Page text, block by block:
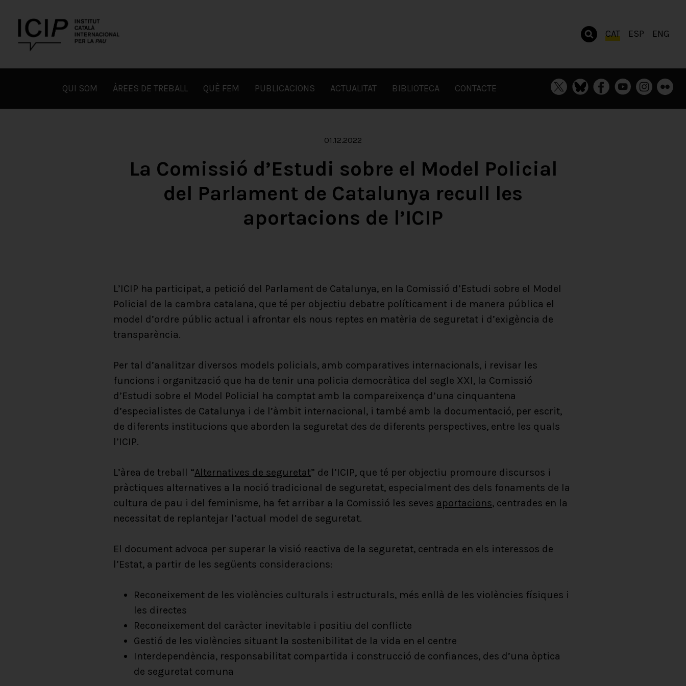
content
ICIP
CAT ESP ENG
QUI SOM ÀREES DE TREBALL QUÈ FEM PUBLICACIONS ACTUALITAT BIBLIOTECA CONTACTE
01.12.2022
La Comissió d’Estudi sobre el Model Policial
del Parlament de Catalunya recull les
aportacions de l’ICIP
L’ICIP ha participat, a petició del Parlament de Catalunya, en la Comissió d’Estudi sobre el Model
Policial de la cambra catalana, que té per objectiu debatre políticament i de manera pública el
model d’ordre públic actual i afrontar els nous reptes en matèria de seguretat i d’exigència de
transparència.
Per tal d’analitzar diversos models policials, amb comparatives internacionals, i revisar les
funcions i organització que ha de tenir una policia democràtica del segle XXI, la Comissió
d’Estudi sobre el Model Policial ha comptat amb la compareixença d’una cinquantena
d’especialistes de Catalunya i de l’àmbit internacional, i també amb la documentació, per escrit,
de diferents institucions que aborden la seguretat des de diferents perspectives, entre les quals
l’ICIP.
L’àrea de treball “Alternatives de seguretat” de l’ICIP, que té per objectiu promoure discursos i
pràctiques alternatives a la noció tradicional de seguretat, especialment des dels fonaments de la
cultura de pau i del feminisme, ha fet arribar a la Comissió les seves aportacions, centrades en la
necessitat de replantejar l’actual model de seguretat.
El document advoca per superar la visió reactiva de la seguretat, centrada en els interessos de
l’Estat, a partir de les següents consideracions:
Reconeixement de les violències culturals i estructurals, més enllà de les violències físiques i
les directes
Reconeixement del caràcter inevitable i positiu del conflicte
Gestió de les violències situant la sostenibilitat de la vida en el centre
Interdependència, responsabilitat compartida i construcció de confiances, des d’una òptica
de seguretat comuna